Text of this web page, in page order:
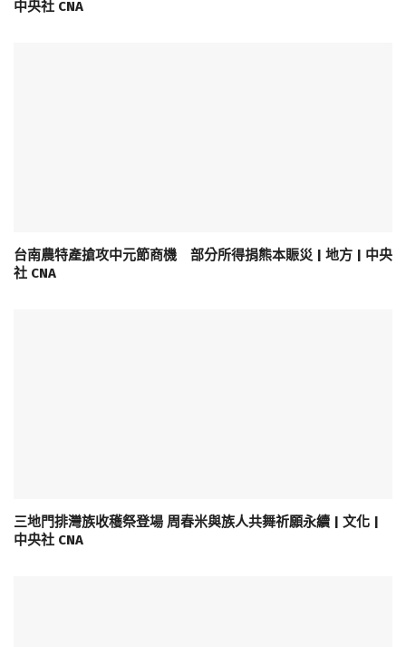
中央社 CNA
台南農特產搶攻中元節商機 部分所得捐熊本賑災 | 地方 | 中央
社 CNA
三地門排灣族收穫祭登場 周春米與族人共舞祈願永續 | 文化 |
中央社 CNA